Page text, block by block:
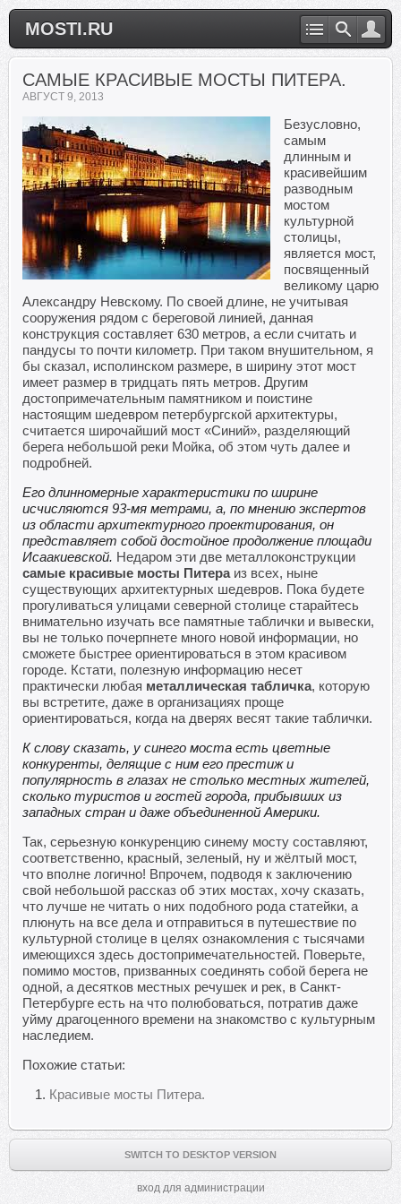
MOSTI.RU
САМЫЕ КРАСИВЫЕ МОСТЫ ПИТЕРА.
АВГУСТ 9, 2013
Безусловно,
самым
длинным и
красивейшим
разводным
мостом
культурной
столицы,
является мост,
посвященный
великому царю
Александру Невскому. По своей длине, не учитывая
сооружения рядом с береговой линией, данная
конструкция составляет 630 метров, а если считать и
пандусы то почти километр. При таком внушительном, я
бы сказал, исполинском размере, в ширину этот мост
имеет размер в тридцать пять метров. Другим
достопримечательным памятником и поистине
настоящим шедевром петербургской архитектуры,
считается широчайший мост «Синий», разделяющий
берега небольшой реки Мойка, об этом чуть далее и
подробней.
Его длинномерные характеристики по ширине
исчисляются 93-мя метрами, а, по мнению экспертов
из области архитектурного проектирования, он
представляет собой достойное продолжение площади
Исаакиевской. Недаром эти две металлоконструкции
самые красивые мосты Питераиз всех, ныне
существующих архитектурных шедевров. Пока будете
прогуливаться улицами северной столице старайтесь
внимательно изучать все памятные таблички и вывески,
вы не только почерпнете много новой информации, но
сможете быстрее ориентироваться в этом красивом
городе. Кстати, полезную информацию несет
практически любая металлическая табличка, которую
вы встретите, даже в организациях проще
ориентироваться, когда на дверях весят такие таблички.
К слову сказать, у синего моста есть цветные
конкуренты, делящие с ним его престиж и
популярность в глазах не столько местных жителей,
сколько туристов и гостей города, прибывших из
западных стран и даже объединенной Америки.
Так, серьезную конкуренцию синему мосту составляют,
соответственно, красный, зеленый, ну и жёлтый мост,
что вполне логично! Впрочем, подводя к заключению
свой небольшой рассказ об этих мостах, хочу сказать,
что лучше не читать о них подобного рода статейки, а
плюнуть на все дела и отправиться в путешествие по
культурной столице в целях ознакомления с тысячами
имеющихся здесь достопримечательностей. Поверьте,
помимо мостов, призванных соединять собой берега не
одной, а десятков местных речушек и рек, в Санкт-
Петербурге есть на что полюбоваться, потратив даже
уйму драгоценного времени на знакомство с культурным
наследием.
Похожие статьи:
Красивые мосты Питера.
SWITCH TO DESKTOP VERSION
вход для администрации